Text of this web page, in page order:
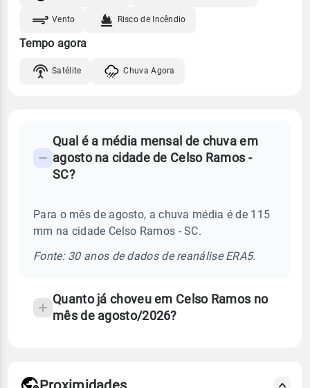
Vento Risco de Incêndio
Tempo agora
Satélite Chuva Agora
Perguntas
frequentes
chuva
temperatura
Qual é a média mensal de chuva em
agosto na cidade de Celso Ramos -
SC?
Para o mês de agosto, a chuva média é de 115
mm na cidade Celso Ramos - SC.
Fonte: 30 anos de dados de reanálise ERA5.
Quanto já choveu em Celso Ramos no
mês de agosto/2026?